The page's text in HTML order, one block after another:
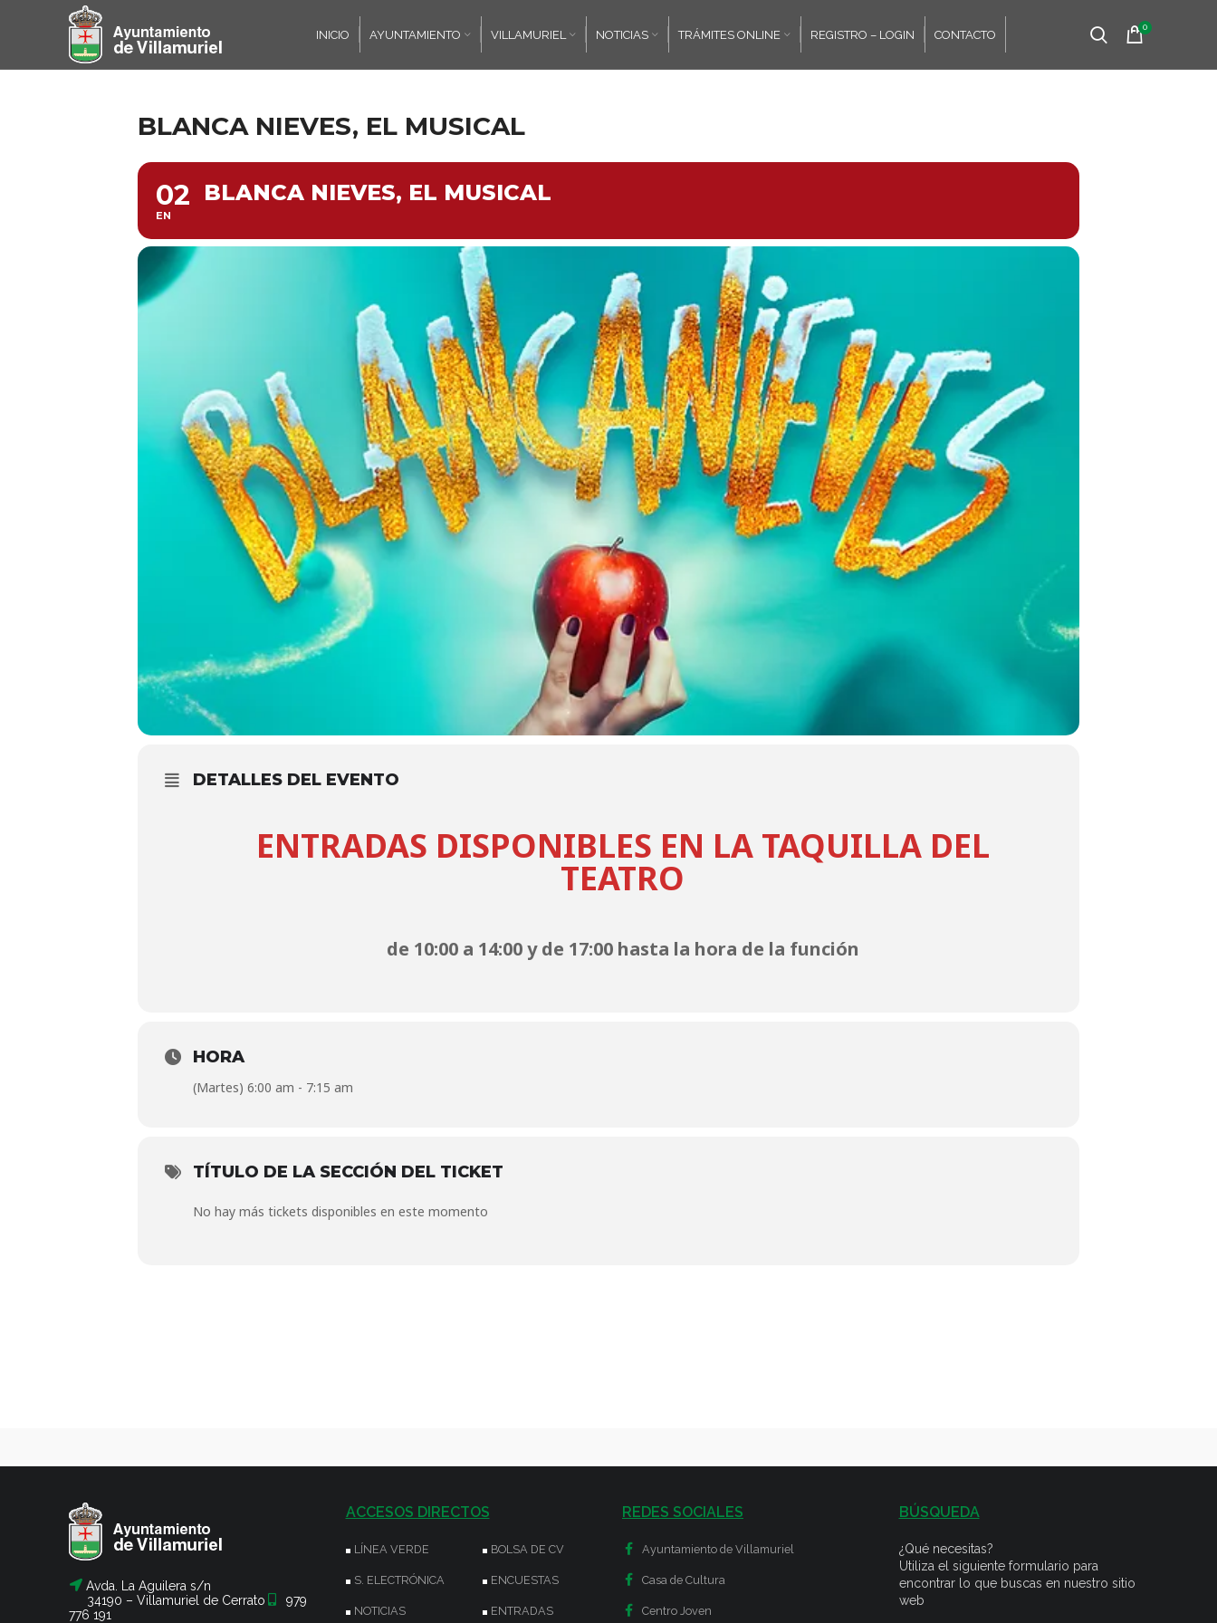
INICIO AYUNTAMIENTO VILLAMURIEL NOTICIAS TRÁMITES ONLINE REGISTRO – LOGIN CONTACTO
0
BLANCA NIEVES, EL MUSICAL
02
EN
BLANCA NIEVES, EL MUSICAL
DETALLES DEL EVENTO
ENTRADAS DISPONIBLES EN LA TAQUILLA DEL
TEATRO
de 10:00 a 14:00 y de 17:00 hasta la hora de la función
HORA
(Martes) 6:00 am - 7:15 am
TÍTULO DE LA SECCIÓN DEL TICKET
No hay más tickets disponibles en este momento
Avda. La Aguilera s/n
34190 – Villamuriel de Cerrato
979
776 191
ACCESOS DIRECTOS
LÍNEA VERDE
S. ELECTRÓNICA
NOTICIAS
BOLSA DE CV
ENCUESTAS
ENTRADAS
REDES SOCIALES
Ayuntamiento de Villamuriel
Casa de Cultura
Centro Joven
BÚSQUEDA
¿Qué necesitas?
Utiliza el siguiente formulario para
encontrar lo que buscas en nuestro sitio
web